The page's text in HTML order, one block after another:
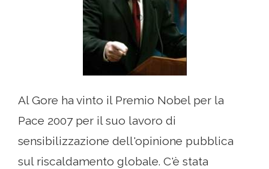
Al Gore ha vinto il Premio Nobel per la
Pace 2007 per il suo lavoro di
sensibilizzazione dell'opinione pubblica
sul riscaldamento globale. C'è stata